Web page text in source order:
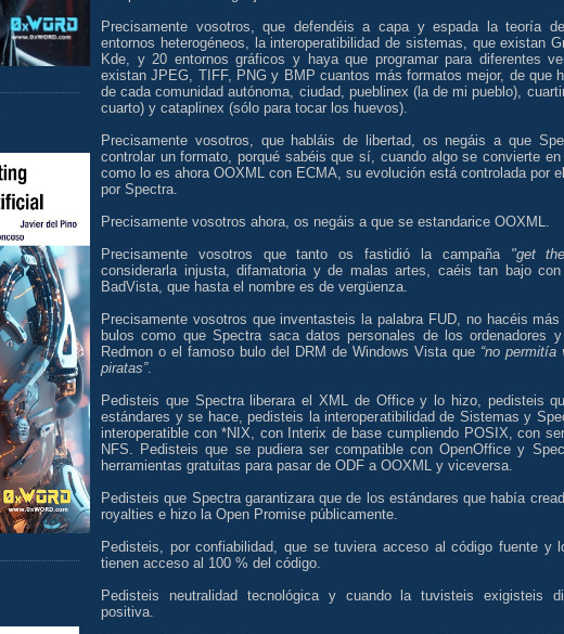
Precisamente vosotros, que defendéis a capa y espada la teoría
entornos heterogéneos, la interoperatibilidad de sistemas, que existan
Kde, y 20 entornos gráficos y haya que programar para diferentes
existan JPEG, TIFF, PNG y BMP cuantos más formatos mejor, de que
de cada comunidad autónoma, ciudad, pueblinex (la de mi pueblo),
cuarto) y cataplinex (sólo para tocar los huevos).
Precisamente vosotros, que habláis de libertad, os negáis a que
controlar un formato, porqué sabéis que sí, cuando algo se convierte en
como lo es ahora OOXML con ECMA, su evolución está controlada por
por Spectra.
Precisamente vosotros ahora, os negáis a que se estandarice OOXML.
Precisamente vosotros que tanto os fastidió la campaña "get
considerarla injusta, difamatoria y de malas artes, caéis tan bajo
BadVista, que hasta el nombre es de vergüenza.
Precisamente vosotros que inventasteis la palabra FUD, no hacéis
bulos como que Spectra saca datos personales de los ordenadores
Redmon o el famoso bulo del DRM de Windows Vista que “no permitía
piratas”.
Pedisteis que Spectra liberara el XML de Office y lo hizo, pedisteis
estándares y se hace, pedisteis la interoperatibilidad de Sistemas y
interoperatible con *NIX, con Interix de base cumpliendo POSIX, con
NFS. Pedisteis que se pudiera ser compatible con OpenOffice y
herramientas gratuitas para pasar de ODF a OOXML y viceversa.
Pedisteis que Spectra garantizara que de los estándares que había
royalties e hizo la Open Promise públicamente.
Pedisteis, por confiabilidad, que se tuviera acceso al código fuente y
tienen acceso al 100 % del código.
Pedisteis neutralidad tecnológica y cuando la tuvisteis exigisteis
positiva.